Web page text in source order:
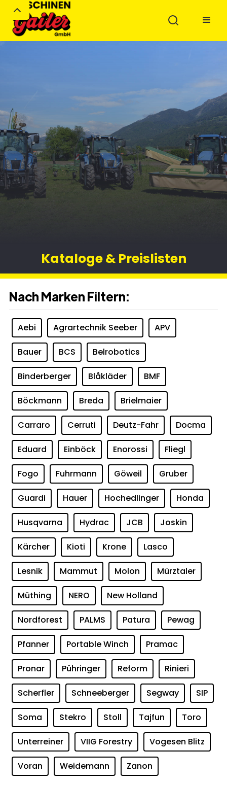
Kataloge & Preislisten
Nach Marken Filtern:
Aebi Agrartechnik Seeber APV
Bauer BCS Belrobotics
Binderberger Blåkläder BMF
Böckmann Breda Brielmaier
Carraro Cerruti Deutz-Fahr Docma
Eduard Einböck Enorossi Fliegl
Fogo Fuhrmann Göweil Gruber
Guardi Hauer Hochedlinger Honda
Husqvarna Hydrac JCB Joskin
Kärcher Kioti Krone Lasco
Lesnik Mammut Molon Mürztaler
Müthing NERO New Holland
Nordforest PALMS Patura Pewag
Pfanner Portable Winch Pramac
Pronar Pühringer Reform Rinieri
Scherfler Schneeberger Segway SIP
Soma Stekro Stoll Tajfun Toro
Unterreiner VIIG Forestry Vogesen Blitz
Voran Weidemann Zanon